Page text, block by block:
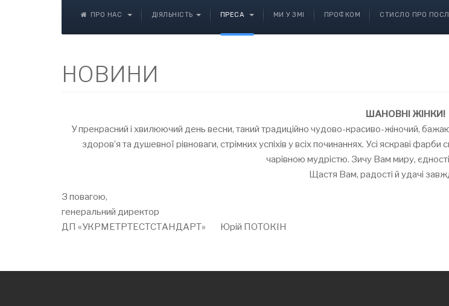
ПРО НАС ДІЯЛЬНІСТЬ ПРЕСА МИ У ЗМІ ПРОФКОМ СТИСЛО ПРО
НОВИНИ
ШАНОВНІ ЖІНКИ!
У прекрасний і хвилюючий день весни, такий традиційно чудово-красиво-жіночий,
здоров’я та душевної рівноваги, стрімких успіхів у всіх починаннях. Усі яскраві
чарівною мудрістю. Зичу Вам миру,
Щастя Вам, радості й удачі
З повагою,
генеральний директор
ДП «УКРМЕТРТЕСТСТАНДАРТ» Юрій ПОТОКІН